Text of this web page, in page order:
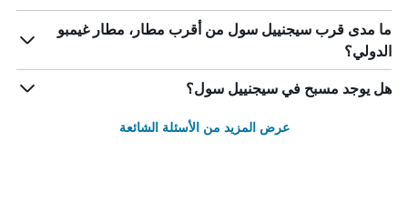
ما مدى قرب سيجنييل سول من أقرب مطار، مطار غيمبو
الدولي؟
هل يوجد مسبح في سيجنييل سول؟
عرض المزيد من الأسئلة الشائعة